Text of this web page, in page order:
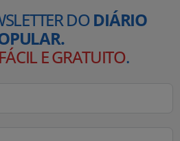
DODIÁRIO
E GRATUITO.